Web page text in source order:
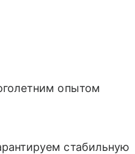
опытом
стабильную